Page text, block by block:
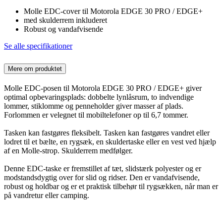
Molle EDC-cover til Motorola EDGE 30 PRO / EDGE+
med skulderrem inkluderet
Robust og vandafvisende
Se alle specifikationer
Mere om produktet
Molle EDC-posen til Motorola EDGE 30 PRO / EDGE+ giver
optimal opbevaringsplads: dobbelte lynlåsrum, to indvendige
lommer, stiklomme og penneholder giver masser af plads.
Forlommen er velegnet til mobiltelefoner op til 6,7 tommer.
Tasken kan fastgøres fleksibelt. Tasken kan fastgøres vandret eller
lodret til et bælte, en rygsæk, en skuldertaske eller en vest ved hjælp
af en Molle-strop. Skulderrem medfølger.
Denne EDC-taske er fremstillet af tæt, slidstærk polyester og er
modstandsdygtig over for slid og ridser. Den er vandafvisende,
robust og holdbar og er et praktisk tilbehør til rygsækken, når man er
på vandretur eller camping.